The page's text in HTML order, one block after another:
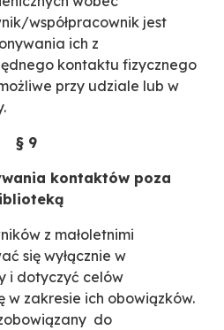
współpracownik jest
ich z
kontaktu fizycznego
przy udziale lub w
§ 9
kontaktów poza
z małoletnimi
się wyłącznie w
i dotyczyć celów
w zakresie ich obowiązków.
do